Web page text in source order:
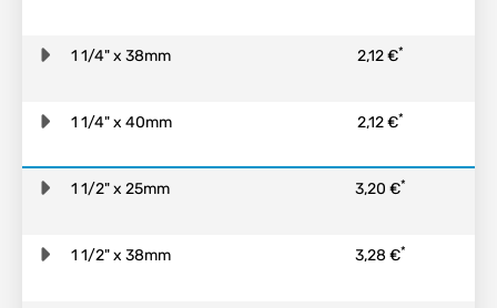
1 1/4" x 38mm 2,12 €*
1 1/4" x 40mm 2,12 €*
1 1/2" x 25mm 3,20 €*
1 1/2" x 38mm 3,28 €*